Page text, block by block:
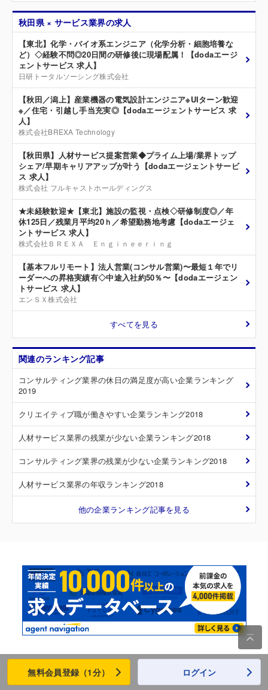
秋田県 × サービス業界の求人
【東北】化学・バイオ系エンジニア（化学分析・細胞培養な
ど）◇経験不問◎20日間の研修後に現場配属！【dodaエージ
ェントサービス 求人】
日研トータルソーシング株式会社
【秋田／潟上】産業機器の電気設計エンジニア※UIターン歓迎
※／住宅・引越し手当充実◎【dodaエージェントサービス 求
人】
株式会社BREXA Technology
【秋田県】人材サービス提案営業◆プライム上場/業界トップ
シェア/早期キャリアアップが叶う【dodaエージェントサービ
ス 求人】
株式会社 フルキャストホールディングス
★未経験歓迎★【東北】施設の監視・点検◇研修制度◎／年
休125日／残業月平均20ｈ／希望勤務地考慮【dodaエージェ
ントサービス 求人】
株式会社ＢＲＥＸＡ Ｅｎｇｉｎｅｅｒｉｎｇ
【基本フルリモート】法人営業(コンサル営業)〜最短１年でリ
ーダーへの昇格実績有◇中途入社約50％〜【dodaエージェン
トサービス 求人】
エンＳＸ株式会社
すべてを見る
関連のランキング記事
コンサルティング業界の休日の満足度が高い企業ランキング
2019
クリエイティブ職が働きやすい企業ランキング2018
人材サービス業界の残業が少ない企業ランキング2018
コンサルティング業界の残業が少ない企業ランキング2018
人材サービス業界の年収ランキング2018
他の企業ランキング記事を見る
キャリコネトップ 受賞歴・メディア掲載歴

無料会員登録（1分） ログイン